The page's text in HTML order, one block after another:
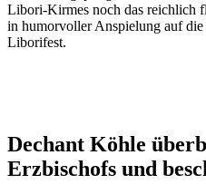
Paderborn an Bischof Yves Le
Libori-Kirmes noch das reichlich
in humorvoller Anspielung auf
Liborifest.
Dechant Köhle
Erzbischofs und